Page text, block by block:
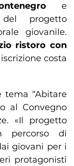
e
progetto
giovanile.
ristoro con
costa
“Abitare
al Convegno
«Il progetto
percorso di
giovani per i
protagonisti